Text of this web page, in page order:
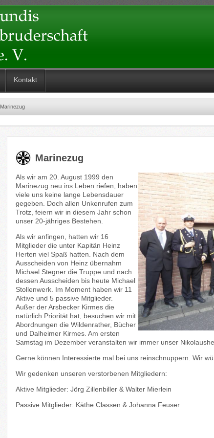
Kontakt
Marinezug
Marinezug
Als wir am 20. August 1999 den
Marinezug neu ins Leben riefen, haben
viele uns keine lange Lebensdauer
gegeben. Doch allen Unkenrufen zum
Trotz, feiern wir in diesem Jahr schon
unser 20-jähriges Bestehen.
Als wir anfingen, hatten wir 16
Mitglieder die unter Kapitän Heinz
Herten viel Spaß hatten. Nach dem
Ausscheiden von Heinz übernahm
Michael Stegner die Truppe und nach
dessen Ausscheiden bis heute Michael
Stollenwerk. Im Moment haben wir 11
Aktive und 5 passive Mitglieder.
Außer der Arsbecker Kirmes die
natürlich Priorität hat, besuchen wir mit
Abordnungen die Wildenrather, Bücher
und Dalheimer Kirmes. Am ersten
Samstag im Dezember veranstalten wir immer unser
Gerne können Interessierte mal bei uns reinschnuppern. Wir
Wir gedenken unseren verstorbenen Mitgliedern:
Aktive Mitglieder: Jörg Zillenbiller & Walter Mierlein
Passive Mitglieder: Käthe Classen & Johanna Feuser